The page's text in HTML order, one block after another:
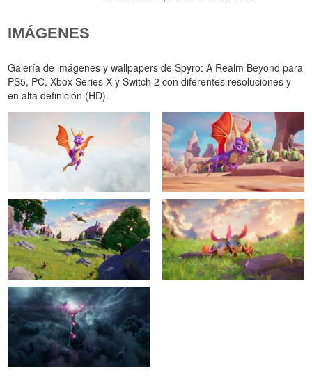
IMÁGENES
Galería de imágenes y wallpapers de Spyro: A Realm Beyond para
PS5, PC, Xbox Series X y Switch 2 con diferentes resoluciones y
en alta definición (HD).